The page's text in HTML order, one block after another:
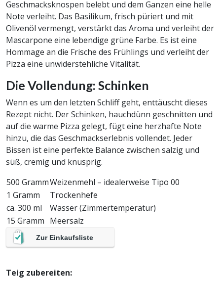
Geschmacksknospen belebt und dem Ganzen eine helle
Note verleiht. Das Basilikum, frisch püriert und mit
Olivenöl vermengt, verstärkt das Aroma und verleiht der
Mascarpone eine lebendige grüne Farbe. Es ist eine
Hommage an die Frische des Frühlings und verleiht der
Pizza eine unwiderstehliche Vitalität.
Die Vollendung: Schinken
Wenn es um den letzten Schliff geht, enttäuscht dieses
Rezept nicht. Der Schinken, hauchdünn geschnitten und
auf die warme Pizza gelegt, fügt eine herzhafte Note
hinzu, die das Geschmackserlebnis vollendet. Jeder
Bissen ist eine perfekte Balance zwischen salzig und
süß, cremig und knusprig.
500 GrammWeizenmehl – idealerweise Tipo 00
1 Gramm
Trockenhefe
ca. 300 ml
Wasser (Zimmertemperatur)
15 Gramm Meersalz
Zur Einkaufsliste
Teig zubereiten: